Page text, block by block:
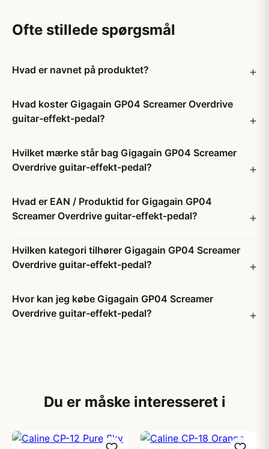
Ofte stillede spørgsmål
Hvad er navnet på produktet?
Hvad koster Gigagain GP04 Screamer Overdrive
guitar-effekt-pedal?
Hvilket mærke står bag Gigagain GP04 Screamer
Overdrive guitar-effekt-pedal?
Hvad er EAN / Produktid for Gigagain GP04
Screamer Overdrive guitar-effekt-pedal?
Hvilken kategori tilhører Gigagain GP04 Screamer
Overdrive guitar-effekt-pedal?
Hvor kan jeg købe Gigagain GP04 Screamer
Overdrive guitar-effekt-pedal?
Du er måske interesseret i